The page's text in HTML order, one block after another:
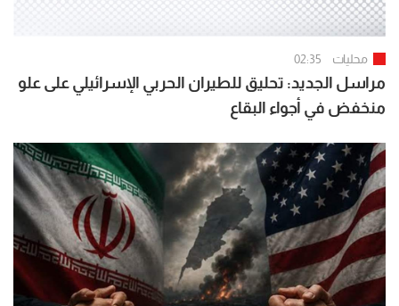
محليات 02:35
مراسل الجديد: تحليق للطيران الحربي الإسرائيلي على علو
منخفض في أجواء البقاع